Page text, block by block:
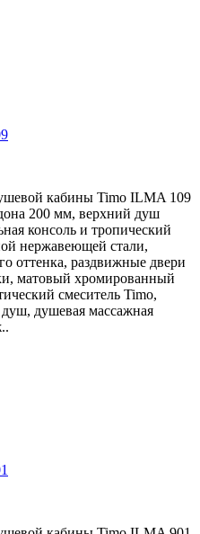
кабины Timo ILMA 109
200 мм, верхний душ
консоль и тропический
нержавеющей стали,
оттенка, раздвижные двери
матовый хромированный
смеситель Timo,
душевая массажная